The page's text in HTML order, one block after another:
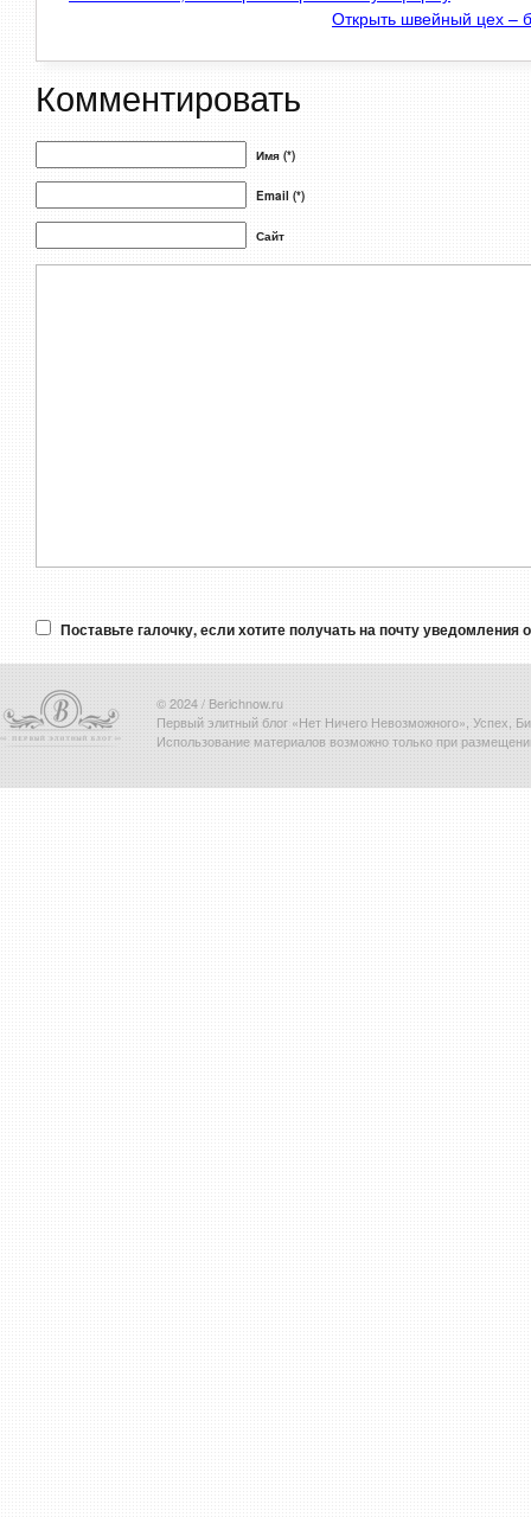
Открыть швейный цех –
Комментировать
Имя (*)
Email (*)
Сайт
Поставьте галочку, если хотите получать на почту
© 2024 / Berichnow.ru
Первый элитный блог «Нет Ничего Невозможного», Успех,
Использование материалов возможно только при